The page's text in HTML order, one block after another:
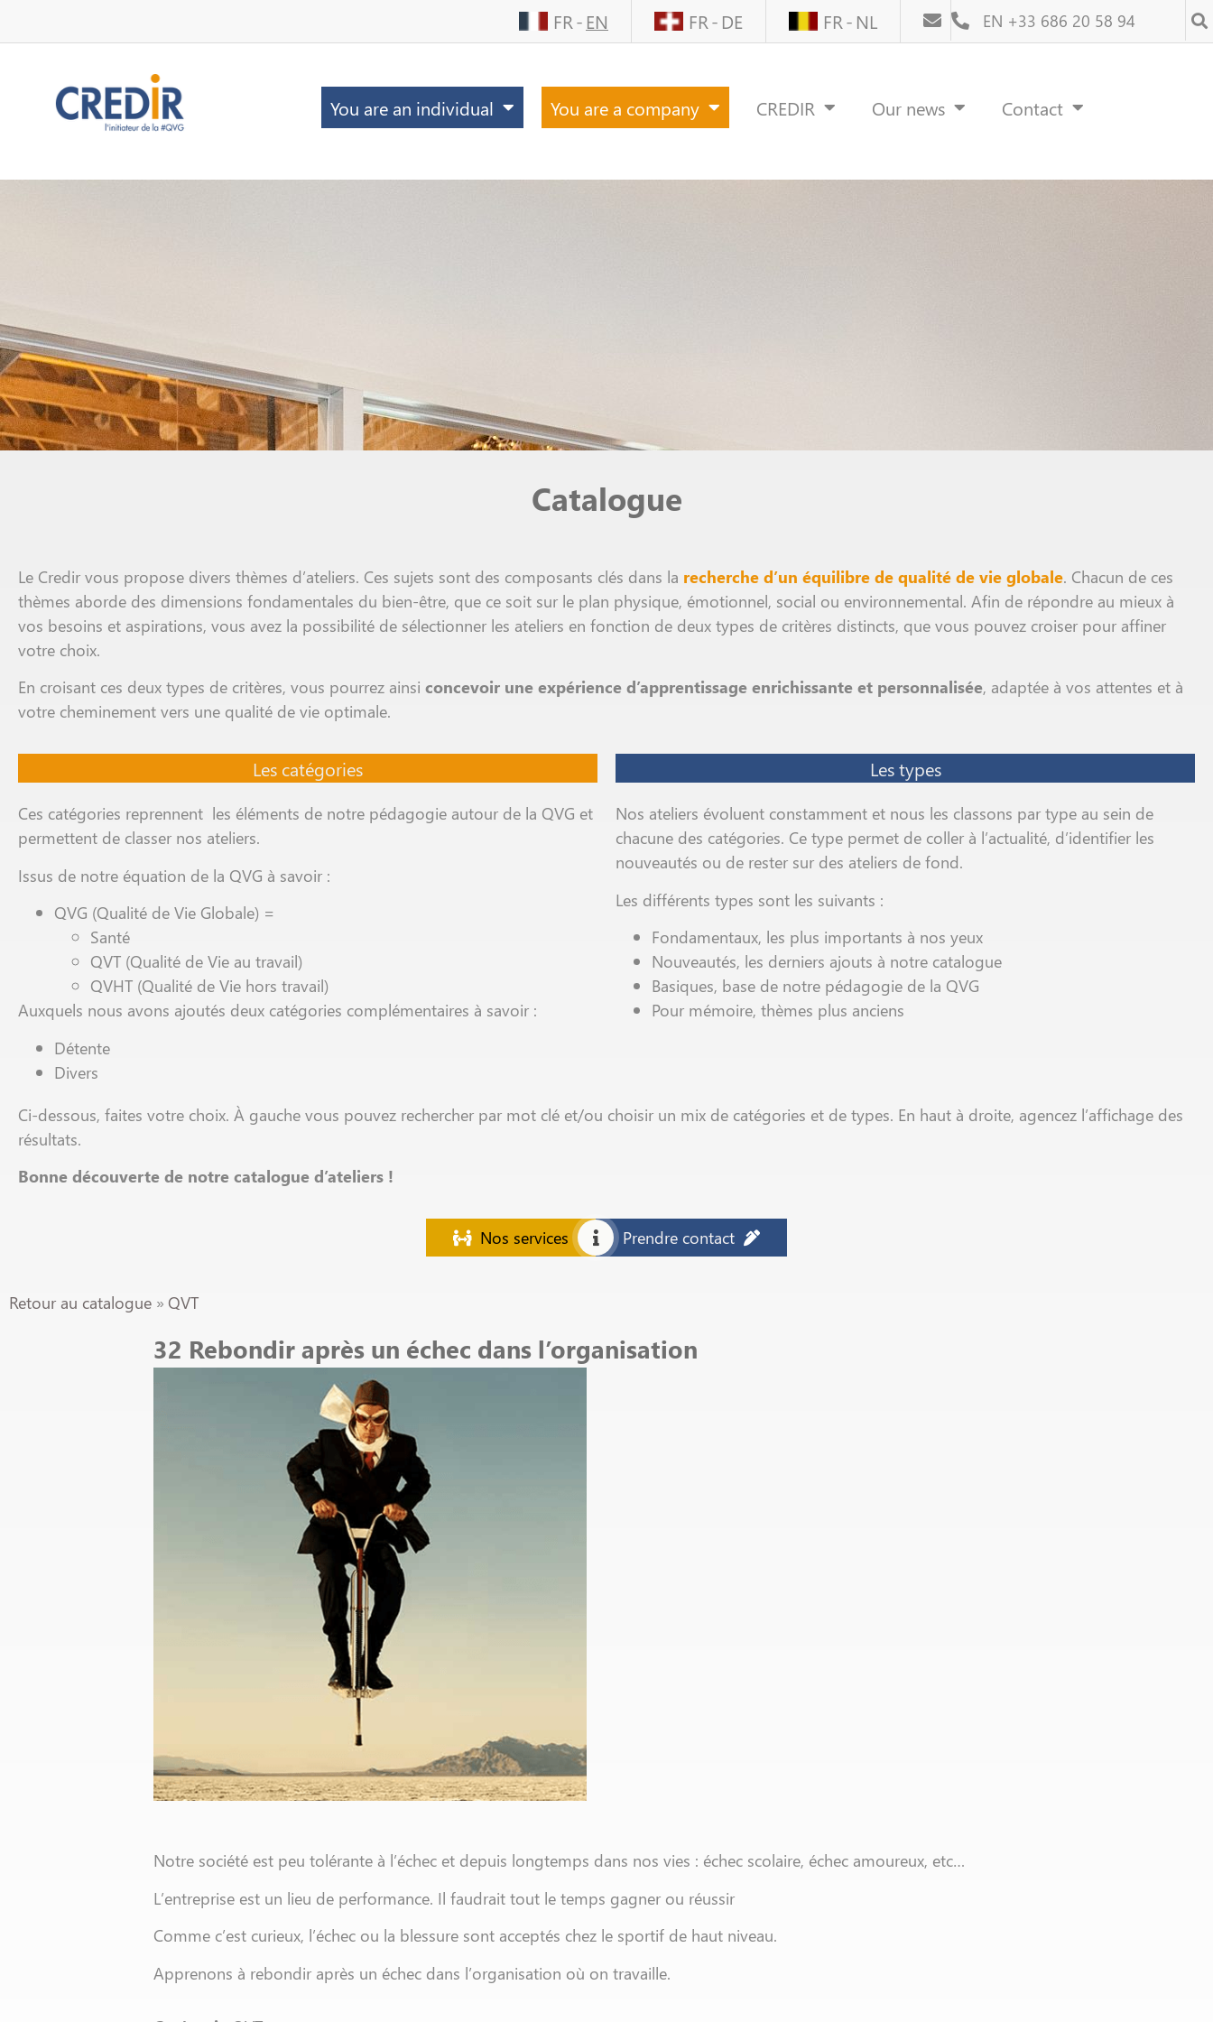
FR EN FR DE FR NL EN +33 686 20 58 94
You are an individual You are a company CREDIR Our news Contact
Catalogue
Le Credir vous propose divers thèmes d’ateliers. Ces sujets sont des composants clés dans la recherche d’un équilibre de qualité de vie globale. Chacun de ces
thèmes aborde des dimensions fondamentales du bien-être, que ce soit sur le plan physique, émotionnel, social ou environnemental. Afin de répondre au mieux à
vos besoins et aspirations, vous avez la possibilité de sélectionner les ateliers en fonction de deux types de critères distincts, que vous pouvez croiser pour affiner
votre choix.
En croisant ces deux types de critères, vous pourrez ainsi concevoir une expérience d’apprentissage enrichissante et personnalisée, adaptée à vos attentes et à
votre cheminement vers une qualité de vie optimale.
Les catégories
Ces catégories reprennent les éléments de notre pédagogie autour de la QVG et
permettent de classer nos ateliers.
Issus de notre équation de la QVG à savoir :
QVG (Qualité de Vie Globale) =
Santé
QVT (Qualité de Vie au travail)
QVHT (Qualité de Vie hors travail)
Auxquels nous avons ajoutés deux catégories complémentaires à savoir :
Détente
Divers
Les types
Nos ateliers évoluent constamment et nous les classons par type au sein de
chacune des catégories. Ce type permet de coller à l’actualité, d’identifier les
nouveautés ou de rester sur des ateliers de fond.
Les différents types sont les suivants :
Fondamentaux, les plus importants à nos yeux
Nouveautés, les derniers ajouts à notre catalogue
Basiques, base de notre pédagogie de la QVG
Pour mémoire, thèmes plus anciens
Ci-dessous, faites votre choix. À gauche vous pouvez rechercher par mot clé et/ou choisir un mix de catégories et de types. En haut à droite, agencez l’affichage des
résultats.
Bonne découverte de notre catalogue d’ateliers !
Nos services Prendre contact
Retour au catalogue QVT
32 Rebondir après un échec dans l’organisation
Notre société est peu tolérante à l’échec et depuis longtemps dans nos vies : échec scolaire, échec amoureux, etc…
L’entreprise est un lieu de performance. Il faudrait tout le temps gagner ou réussir
Comme c’est curieux, l’échec ou la blessure sont acceptés chez le sportif de haut niveau.
Apprenons à rebondir après un échec dans l’organisation où on travaille.